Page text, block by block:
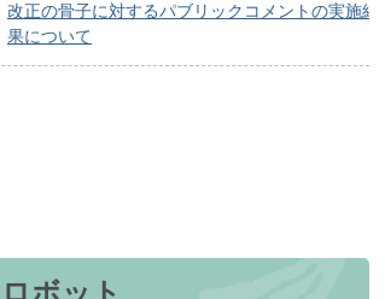
改正の骨子に対するパブリックコメントの実施結
果について